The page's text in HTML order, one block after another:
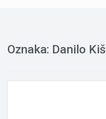
Oznaka: Danilo Kiš